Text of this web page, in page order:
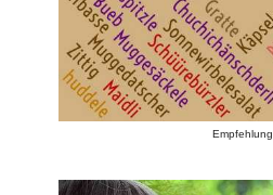
Empfehlung